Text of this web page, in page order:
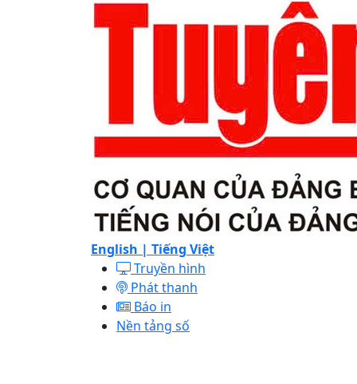
English | Tiếng Việt
Truyền hình
Phát thanh
Báo in
Nền tảng số